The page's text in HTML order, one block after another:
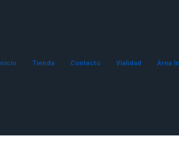
Inicio Tienda Contacto Vialidad Área